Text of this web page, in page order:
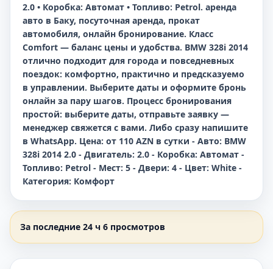
2.0 • Коробка: Автомат • Топливо: Petrol. аренда
авто в Баку, посуточная аренда, прокат
автомобиля, онлайн бронирование. Класс
Comfort — баланс цены и удобства. BMW 328i 2014
отлично подходит для города и повседневных
поездок: комфортно, практично и предсказуемо
в управлении. Выберите даты и оформите бронь
онлайн за пару шагов. Процесс бронирования
простой: выберите даты, отправьте заявку —
менеджер свяжется с вами. Либо сразу напишите
в WhatsApp. Цена: от 110 AZN в сутки - Авто: BMW
328i 2014 2.0 - Двигатель: 2.0 - Коробка: Автомат -
Топливо: Petrol - Мест: 5 - Двери: 4 - Цвет: White -
Категория: Комфорт
За последние 24 ч 6 просмотров